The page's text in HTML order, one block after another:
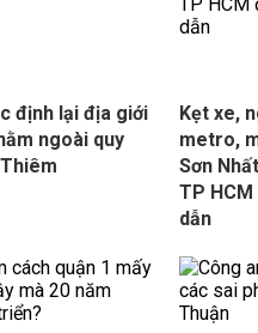
định lại địa giới
ngoài quy
Kẹt xe,
metro,
Sơn
TP
dẫn